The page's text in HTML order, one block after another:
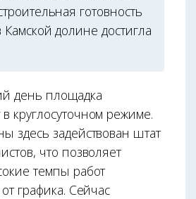
готовность
Камской долине достигла
день площадка
круглосуточном режиме.
здесь задействован штат
что позволяет
темпы работ
графика. Сейчас